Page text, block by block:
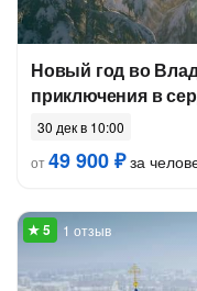
Новый год во
приключения в
30 дек в 10:00
от49 900 ₽за
1 отзыв